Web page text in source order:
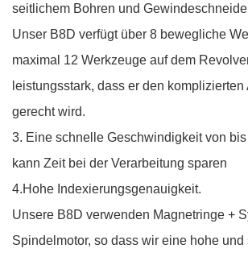
seitlichem Bohren und
Unser B8D verfügt über 8 bewegliche
maximal 12 Werkzeuge auf dem
leistungsstark, dass er den komplizierten
gerecht wird.
3. Eine schnelle Geschwindigkeit von
kann Zeit bei der Verarbeitung sparen
4.Hohe Indexierungsgenauigkeit.
Unsere B8D verwenden Magnetringe +
Spindelmotor, so dass wir eine hohe und